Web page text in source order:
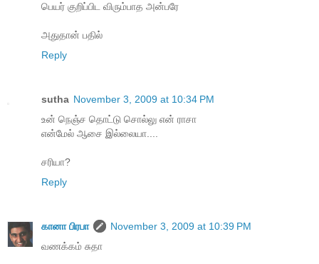
பெயர் குறிப்பிட விரும்பாத அன்பரே
அதுதான் பதில்
Reply
sutha November 3, 2009 at 10:34 PM
உன் நெஞ்ச தொட்டு சொல்லு என் ராசா
என்மேல் ஆசை இல்லையா....
சரியா?
Reply
கானா பிரபா
November 3, 2009 at 10:39 PM
வணக்கம் சுதா